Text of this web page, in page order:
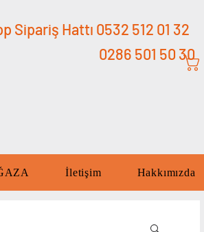
0286 501 50 30
Sipariş Hattı 0532 512 01 32
İletişim Hakkımızda